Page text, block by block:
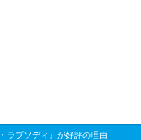
ラプソディ』が好評の理由